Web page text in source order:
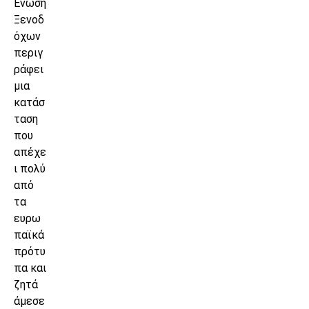
Ένωση
Ξενοδ
όχων
περιγ
ράφει
μια
κατάσ
ταση
που
απέχε
ι πολύ
από
τα
ευρω
παϊκά
πρότυ
πα και
ζητά
άμεσε